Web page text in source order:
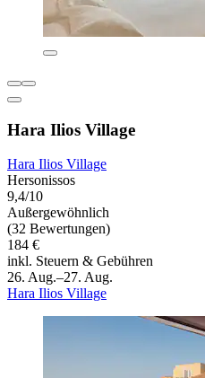
Hara Ilios Village
Hara Ilios Village
Hersonissos
9,4/10
Außergewöhnlich
(32 Bewertungen)
184 €
inkl. Steuern & Gebühren
26. Aug.–27. Aug.
Hara Ilios Village